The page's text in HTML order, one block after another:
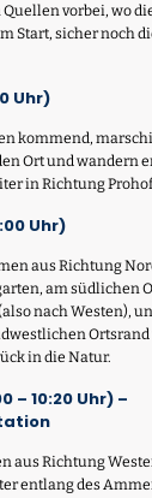
vorbei, wo
Start, sicher noch
Uhr)
kommend,
Ort und wandern
in Richtung
Uhr)
aus Richtung
am südlichen
nach Westen),
Ortsrand
in die Natur.
– 10:20 Uhr) –
aus Richtung
entlang des